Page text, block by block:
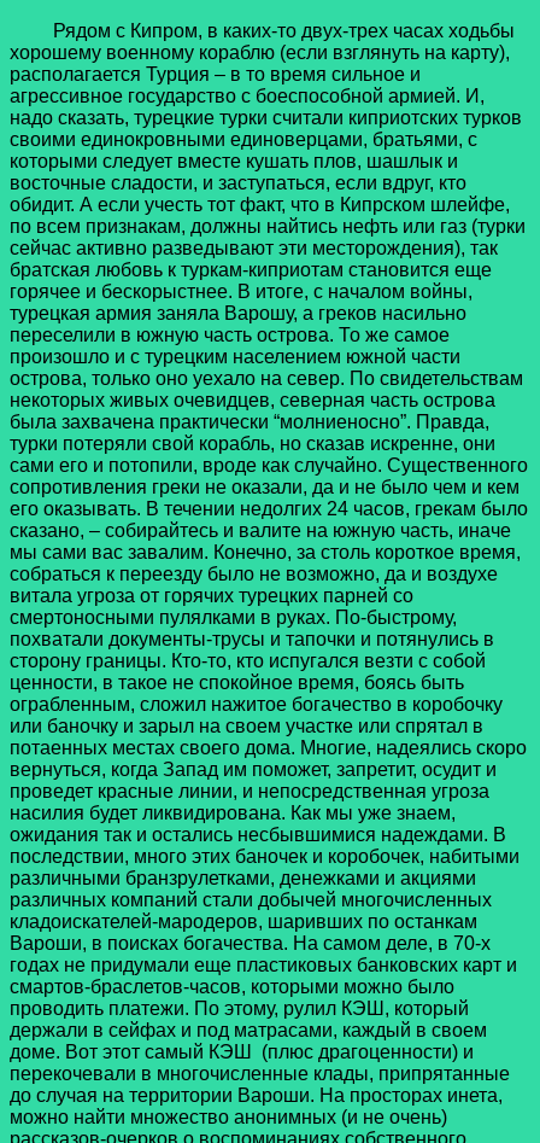
Рядом с Кипром, в каких-то двух-трех часах ходьбы
хорошему военному кораблю (если взглянуть на карту),
располагается Турция – в то время сильное и
агрессивное государство с боеспособной армией. И,
надо сказать, турецкие турки считали киприотских турков
своими единокровными единоверцами, братьями, с
которыми следует вместе кушать плов, шашлык и
восточные сладости, и заступаться, если вдруг, кто
обидит. А если учесть тот факт, что в Кипрском шлейфе,
по всем признакам, должны найтись нефть или газ (турки
сейчас активно разведывают эти месторождения), так
братская любовь к туркам-киприотам становится еще
горячее и бескорыстнее. В итоге, с началом войны,
турецкая армия заняла Варошу, а греков насильно
переселили в южную часть острова. То же самое
произошло и с турецким населением южной части
острова, только оно уехало на север. По свидетельствам
некоторых живых очевидцев, северная часть острова
была захвачена практически “молниеносно”. Правда,
турки потеряли свой корабль, но сказав искренне, они
сами его и потопили, вроде как случайно. Существенного
сопротивления греки не оказали, да и не было чем и кем
его оказывать. В течении недолгих 24 часов, грекам было
сказано, – собирайтесь и валите на южную часть, иначе
мы сами вас завалим. Конечно, за столь короткое время,
собраться к переезду было не возможно, да и воздухе
витала угроза от горячих турецких парней со
смертоносными пулялками в руках. По-быстрому,
похватали документы-трусы и тапочки и потянулись в
сторону границы. Кто-то, кто испугался везти с собой
ценности, в такое не спокойное время, боясь быть
ограбленным, сложил нажитое богачество в коробочку
или баночку и зарыл на своем участке или спрятал в
потаенных местах своего дома. Многие, надеялись скоро
вернуться, когда Запад им поможет, запретит, осудит и
проведет красные линии, и непосредственная угроза
насилия будет ликвидирована. Как мы уже знаем,
ожидания так и остались несбывшимися надеждами. В
последствии, много этих баночек и коробочек, набитыми
различными бранзрулетками, денежками и акциями
различных компаний стали добычей многочисленных
кладоискателей-мародеров, шаривших по останкам
Вароши, в поисках богачества. На самом деле, в 70-х
годах не придумали еще пластиковых банковских карт и
смартов-браслетов-часов, которыми можно было
проводить платежи. По этому, рулил КЭШ, который
держали в сейфах и под матрасами, каждый в своем
доме. Вот этот самый КЭШ (плюс драгоценности) и
перекочевали в многочисленные клады, припрятанные
до случая на территории Вароши. На просторах инета,
можно найти множество анонимных (и не очень)